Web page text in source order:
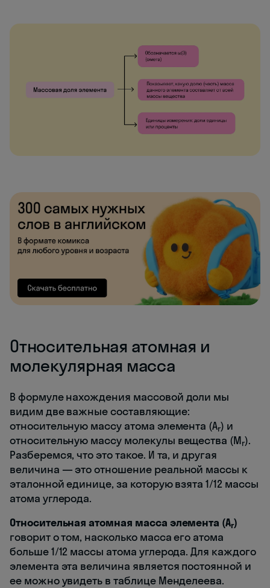
Относительная атомная и
молекулярная масса
В формуле нахождения массовой доли мы
видим две важные составляющие:
относительную массу атома элемента (Ar) и
относительную массу молекулы вещества (Mr).
Разберемся, что это такое. И та, и другая
величина — это отношение реальной массы к
эталонной единице, за которую взята 1/12 массы
атома углерода.
Относительная атомная масса элемента (Ar)
говорит о том, насколько масса его атома
больше 1/12 массы атома углерода. Для каждого
элемента эта величина является постоянной и
ее можно увидеть в таблице Менделеева.